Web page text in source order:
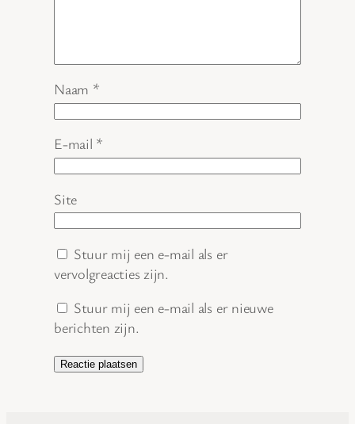
Naam *
E-mail *
Site
Stuur mij een e-mail als er
vervolgreacties zijn.
Stuur mij een e-mail als er nieuwe
berichten zijn.